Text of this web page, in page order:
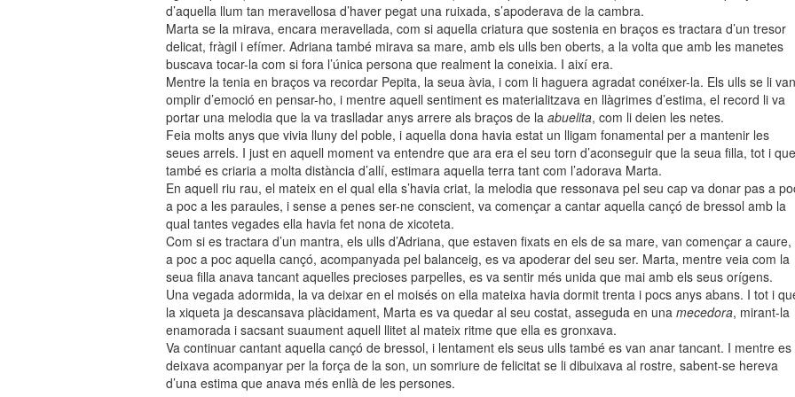
d’aquella llum tan meravellosa d’haver pegat una ruixada, s’apoderava de la cambra.
Marta se la mirava, encara meravellada, com si aquella criatura que sostenia en braços es tractara d’un tresor
delicat, fràgil i efímer. Adriana també mirava sa mare, amb els ulls ben oberts, a la volta que amb les manetes
buscava tocar-la com si fora l’única persona que realment la coneixia. I així era.
Mentre la tenia en braços va recordar Pepita, la seua àvia, i com li haguera agradat conéixer-la. Els ulls se li van
omplir d’emoció en pensar-ho, i mentre aquell sentiment es materialitzava en llàgrimes d’estima, el record li va
portar una melodia que la va traslladar anys arrere als braços de la abuelita, com li deien les netes.
Feia molts anys que vivia lluny del poble, i aquella dona havia estat un lligam fonamental per a mantenir les
seues arrels. I just en aquell moment va entendre que ara era el seu torn d’aconseguir que la seua filla, tot i que
també es criaria a molta distància d’allí, estimara aquella terra tant com l’adorava Marta.
En aquell riu rau, el mateix en el qual ella s’havia criat, la melodia que ressonava pel seu cap va donar pas a
a poc a les paraules, i sense a penes ser-ne conscient, va començar a cantar aquella cançó de bressol amb la
qual tantes vegades ella havia fet nona de xicoteta.
Com si es tractara d’un mantra, els ulls d’Adriana, que estaven fixats en els de sa mare, van començar a caure,
a poc a poc aquella cançó, acompanyada pel balanceig, es va apoderar del seu ser. Marta, mentre veia com la
seua filla anava tancant aquelles precioses parpelles, es va sentir més unida que mai amb els seus orígens.
Una vegada adormida, la va deixar en el moisés on ella mateixa havia dormit trenta i pocs anys abans. I tot i
la xiqueta ja descansava plàcidament, Marta es va quedar al seu costat, asseguda en una mecedora, mirant-la
enamorada i sacsant suaument aquell llitet al mateix ritme que ella es gronxava.
Va continuar cantant aquella cançó de bressol, i lentament els seus ulls també es van anar tancant. I mentre es
deixava acompanyar per la força de la son, un somriure de felicitat se li dibuixava al rostre, sabent-se hereva
d’una estima que anava més enllà de les persones.